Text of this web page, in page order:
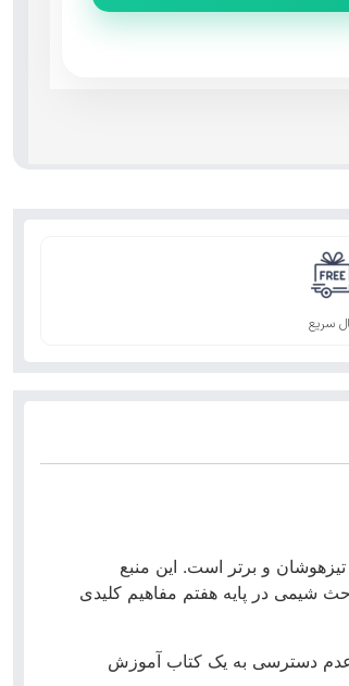
سریع
و برتر است. این منبع
شیمی در پایه هفتم مفاهیم کلیدی
دسترسی به یک کتاب آموزش